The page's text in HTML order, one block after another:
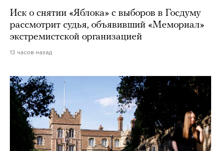
Иск о снятии «Яблока» с выборов в Госдуму
рассмотрит судья, объявивший «Мемориал»
экстремистской организацией
13 часов назад